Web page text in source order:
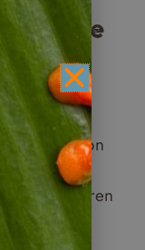
die
eine
geprägt von
und einem
Kulturen